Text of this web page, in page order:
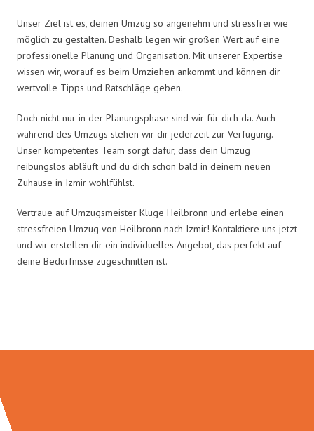
Unser Ziel ist es, deinen Umzug so angenehm und stressfrei wie
möglich zu gestalten. Deshalb legen wir großen Wert auf eine
professionelle Planung und Organisation. Mit unserer Expertise
wissen wir, worauf es beim Umziehen ankommt und können dir
wertvolle Tipps und Ratschläge geben.
Doch nicht nur in der Planungsphase sind wir für dich da. Auch
während des Umzugs stehen wir dir jederzeit zur Verfügung.
Unser kompetentes Team sorgt dafür, dass dein Umzug
reibungslos abläuft und du dich schon bald in deinem neuen
Zuhause in Izmir wohlfühlst.
Vertraue auf Umzugsmeister Kluge Heilbronn und erlebe einen
stressfreien Umzug von Heilbronn nach Izmir! Kontaktiere uns jetzt
und wir erstellen dir ein individuelles Angebot, das perfekt auf
deine Bedürfnisse zugeschnitten ist.